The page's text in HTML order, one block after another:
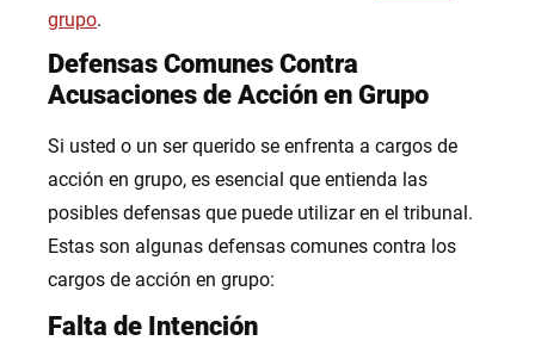
grupo.
Defensas Comunes Contra
Acusaciones de Acción en Grupo
Si usted o un ser querido se enfrenta a cargos de
acción en grupo, es esencial que entienda las
posibles defensas que puede utilizar en el tribunal.
Estas son algunas defensas comunes contra los
cargos de acción en grupo:
Falta de Intención